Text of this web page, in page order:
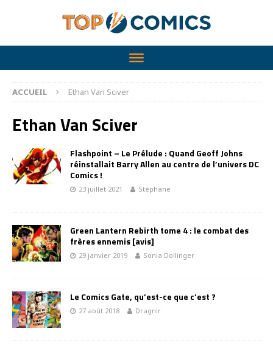
ACCUEIL Ethan Van Sciver
Ethan Van Sciver
Flashpoint – Le Prélude : Quand Geoff Johns
réinstallait Barry Allen au centre de l’univers DC
Comics !
23 juillet 2021 Stéphane
Green Lantern Rebirth tome 4 : le combat des
frères ennemis [avis]
29 janvier 2019 Sonia Dollinger
Le Comics Gate, qu’est-ce que c’est ?
27 août 2018 Dragnir